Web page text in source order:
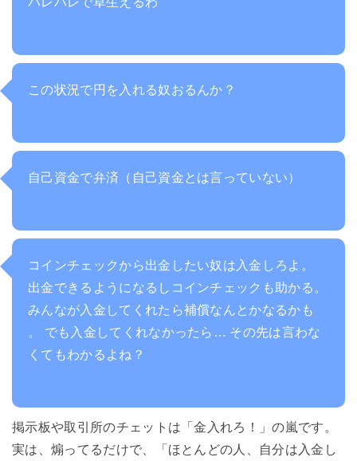
この状況で円を入れる奴おるんか？
自己資金で弁済（自己資金とは言っていない）
コインチェックから出金したい奴は入金しろよ。
出金できるようになるしコインチェックも助かる。
みんなが入金してくれたら補償なんとかなるかも
。 でも入金してくれなかったら… その先は言わな
くてもわかるよね？
掲示板や取引所のチェットは「金入れろ！」の嵐です。
実は、煽ってるだけで、「ほとんどの人、自分は入金し